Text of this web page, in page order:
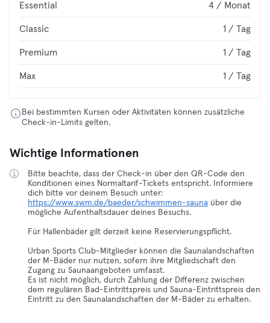
Essential 4 / Monat
Classic 1 / Tag
Premium 1 / Tag
Max 1 / Tag
Bei bestimmten Kursen oder Aktivitäten können zusätzliche
Check-in-Limits gelten.
Wichtige Informationen
Bitte beachte, dass der Check-in über den QR-Code den
Konditionen eines Normaltarif-Tickets entspricht. Informiere
dich bitte vor deinem Besuch unter:
https://www.swm.de/baeder/schwimmen-sauna über die
mögliche Aufenthaltsdauer deines Besuchs.
Für Hallenbäder gilt derzeit keine Reservierungspflicht.
Urban Sports Club-Mitglieder können die Saunalandschaften
der M-Bäder nur nutzen, sofern ihre Mitgliedschaft den
Zugang zu Saunaangeboten umfasst.
Es ist nicht möglich, durch Zahlung der Differenz zwischen
dem regulären Bad-Eintrittspreis und Sauna-Eintrittspreis den
Eintritt zu den Saunalandschaften der M-Bäder zu erhalten.